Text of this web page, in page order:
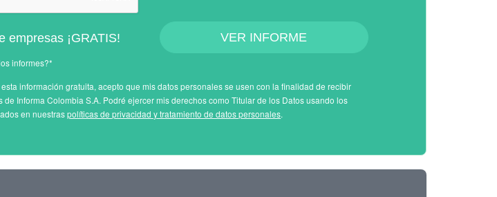
empresas ¡GRATIS!
informes?*
VER INFORME
información gratuita, acepto que mis datos personales se usen con la finalidad de recibir
de Informa Colombia S.A. Podré ejercer mis derechos como Titular de los Datos usando los
en nuestraspolíticas de privacidad y tratamiento de datos personales.